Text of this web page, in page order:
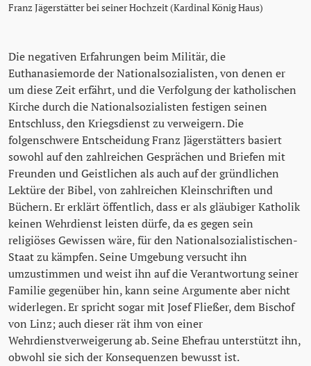
Franz Jägerstätter bei seiner Hochzeit (Kardinal König Haus)
Die negativen Erfahrungen beim Militär, die
Euthanasiemorde der Nationalsozialisten, von denen er
um diese Zeit erfährt, und die Verfolgung der katholischen
Kirche durch die Nationalsozialisten festigen seinen
Entschluss, den Kriegsdienst zu verweigern. Die
folgenschwere Entscheidung Franz Jägerstätters basiert
sowohl auf den zahlreichen Gesprächen und Briefen mit
Freunden und Geistlichen als auch auf der gründlichen
Lektüre der Bibel, von zahlreichen Kleinschriften und
Büchern. Er erklärt öffentlich, dass er als gläubiger Katholik
keinen Wehrdienst leisten dürfe, da es gegen sein
religiöses Gewissen wäre, für den Nationalsozialistischen-
Staat zu kämpfen. Seine Umgebung versucht ihn
umzustimmen und weist ihn auf die Verantwortung seiner
Familie gegenüber hin, kann seine Argumente aber nicht
widerlegen. Er spricht sogar mit Josef Fließer, dem Bischof
von Linz; auch dieser rät ihm von einer
Wehrdienstverweigerung ab. Seine Ehefrau unterstützt ihn,
obwohl sie sich der Konsequenzen bewusst ist.